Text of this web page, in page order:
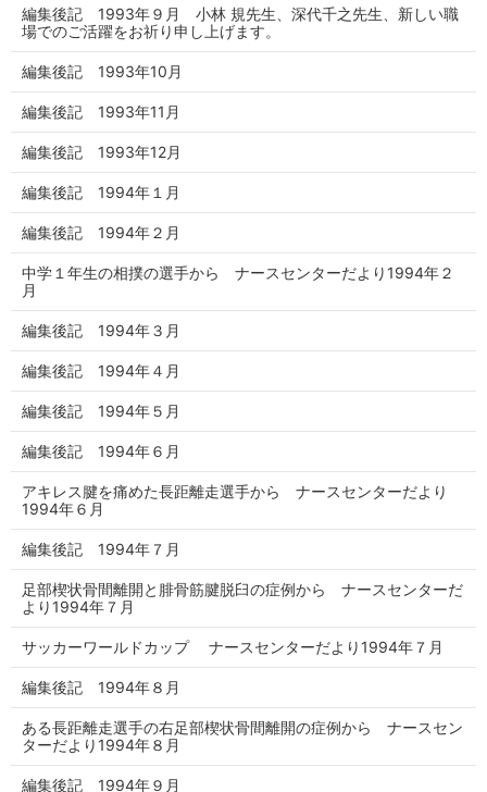
編集後記 1993年９月 小林 規先生、深代千之先生、新しい職
場でのご活躍をお祈り申し上げます。
編集後記 1993年10月
編集後記 1993年11月
編集後記 1993年12月
編集後記 1994年１月
編集後記 1994年２月
中学１年生の相撲の選手から ナースセンターだより1994年２
月
編集後記 1994年３月
編集後記 1994年４月
編集後記 1994年５月
編集後記 1994年６月
アキレス腱を痛めた長距離走選手から ナースセンターだより
1994年６月
編集後記 1994年７月
足部楔状骨間離開と腓骨筋腱脱臼の症例から ナースセンターだ
より1994年７月
サッカーワールドカップ ナースセンターだより1994年７月
編集後記 1994年８月
ある長距離走選手の右足部楔状骨間離開の症例から ナースセン
ターだより1994年８月
編集後記 1994年９月